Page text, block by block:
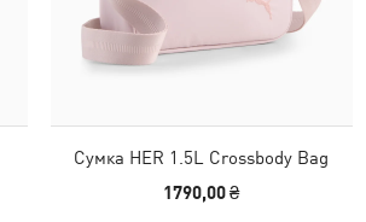
Сумка HER 1.5L Crossbody Bag
1790,00 ₴